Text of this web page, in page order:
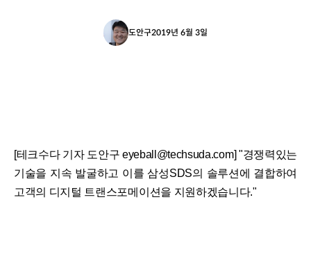
도안구2019년 6월 3일
[테크수다 기자 도안구 eyeball@techsuda.com] "경쟁력있는
기술을 지속 발굴하고 이를 삼성SDS의 솔루션에 결합하여
고객의 디지털 트랜스포메이션을 지원하겠습니다."